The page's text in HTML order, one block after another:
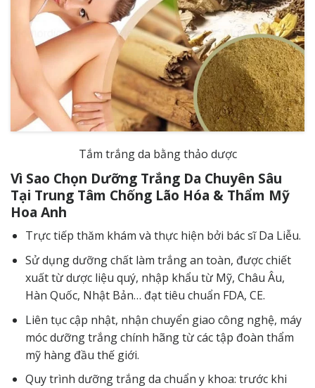
Tắm trắng da bằng thảo dược
Vì Sao Chọn Dưỡng Trắng Da Chuyên Sâu
Tại Trung Tâm Chống Lão Hóa & Thẩm Mỹ
Hoa Anh
Trực tiếp thăm khám và thực hiện bởi bác sĩ Da Liễu.
Sử dụng dưỡng chất làm trắng an toàn, được chiết
xuất từ dược liệu quý, nhập khẩu từ Mỹ, Châu Âu,
Hàn Quốc, Nhật Bản… đạt tiêu chuẩn FDA, CE.
Liên tục cập nhật, nhận chuyển giao công nghệ, máy
móc dưỡng trắng chính hãng từ các tập đoàn thẩm
mỹ hàng đầu thế giới.
Quy trình dưỡng trắng da chuẩn y khoa: trước khi